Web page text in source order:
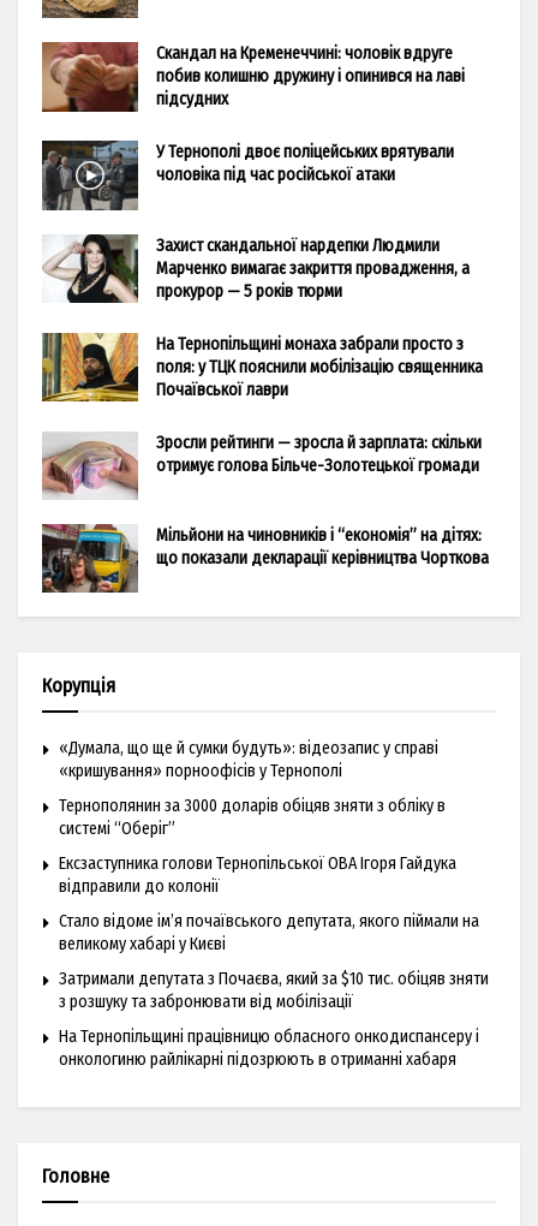
Скандал на Кременеччині: чоловік вдруге
побив колишню дружину і опинився на лаві
підсудних
У Тернополі двоє поліцейських врятували
чоловіка під час російської атаки
Захист скандальної нардепки Людмили
Марченко вимагає закриття провадження, а
прокурор — 5 років тюрми
На Тернопільщині монаха забрали просто з
поля: у ТЦК пояснили мобілізацію священника
Почаївської лаври
Зросли рейтинги — зросла й зарплата: скільки
отримує голова Більче-Золотецької громади
Мільйони на чиновників і “економія” на дітях:
що показали декларації керівництва Чорткова
Корупція
«Думала, що ще й сумки будуть»: відеозапис у справі
«кришування» порноофісів у Тернополі
Тернополянин за 3000 доларів обіцяв зняти з обліку в
системі “Оберіг”
Ексзаступника голови Тернопільської ОВА Ігоря Гайдука
відправили до колонії
Стало відоме ім’я почаївського депутата, якого піймали на
великому хабарі у Києві
Затримали депутата з Почаєва, який за $10 тис. обіцяв зняти
з розшуку та забронювати від мобілізації
На Тернопільщині працівницю обласного онкодиспансеру і
онкологиню райлікарні підозрюють в отриманні хабаря
Головне